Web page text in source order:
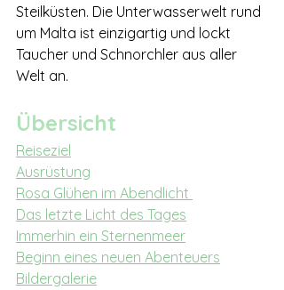
Steilküsten. Die Unterwasserwelt rund
um Malta ist einzigartig und lockt
Taucher und Schnorchler aus aller
Welt an.
Übersicht
Reiseziel
Ausrüstung
Rosa Glühen im Abendlicht
Das letzte Licht des Tages
Immerhin ein Sternenmeer
Beginn eines neuen Abenteuers
Bildergalerie